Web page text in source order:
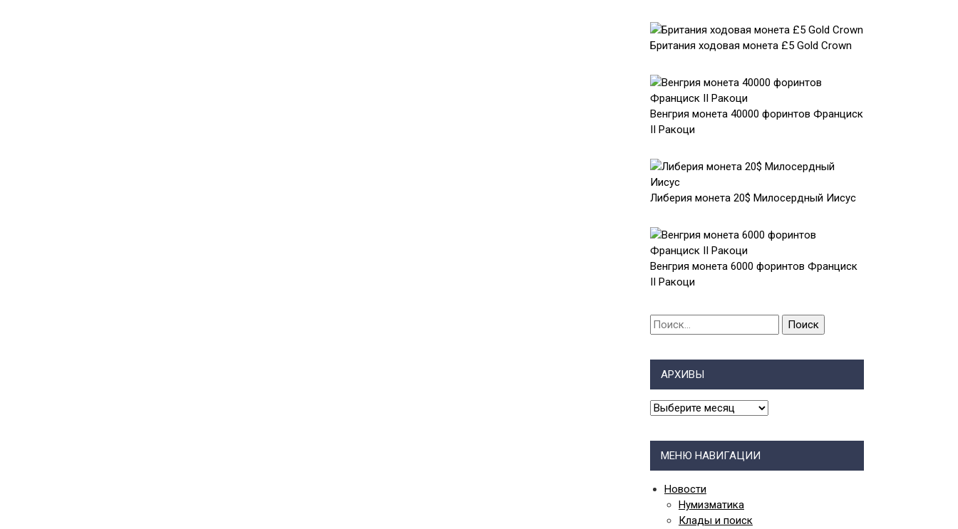
Британия ходовая монета £5 Gold Crown
Венгрия монета 40000 форинтов Франциск
II Ракоци
Либерия монета 20$ Милосердный Иисус
Венгрия монета 6000 форинтов Франциск
II Ракоци
Найти:
АРХИВЫ
АРХИВЫ
МЕНЮ НАВИГАЦИИ
Новости
Нумизматика
Клады и поиск